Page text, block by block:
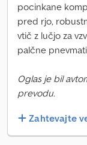
pocinkane
pred rjo,
vtič z lučjo za
palčne
Oglas je bil
prevodu.
Zahtevajte